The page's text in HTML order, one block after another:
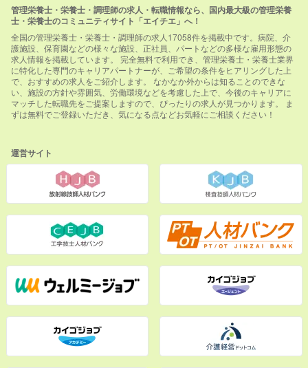
管理栄養士・栄養士・調理師の求人・転職情報なら、国内最大級の管理栄養
士・栄養士のコミュニティサイト「エイチエ」へ！
全国の管理栄養士・栄養士・調理師の求人17058件を掲載中です。病院、介
護施設、保育園などの様々な施設、正社員、パートなどの多様な雇用形態の
求人情報を掲載しています。 完全無料で利用でき、管理栄養士・栄養士業界
に特化した専門のキャリアパートナーが、ご希望の条件をヒアリングした上
で、おすすめの求人をご紹介します。 なかなか外からは知ることのできな
い、施設の方針や雰囲気、労働環境などを考慮した上で、今後のキャリアに
マッチした転職先をご提案しますので、ぴったりの求人が見つかります。 ま
ずは無料でご登録いただき、気になる点などお気軽にご相談ください！
運営サイト